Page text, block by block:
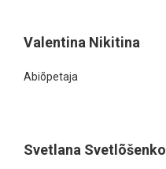
Valentina Nikitina
Abiõpetaja
Svetlana Svetlõšenko